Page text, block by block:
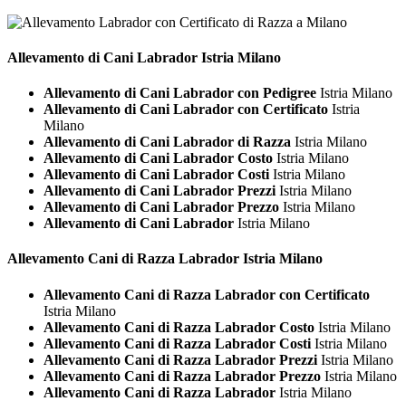
Allevamento di Cani Labrador Istria Milano
Allevamento di Cani Labrador con Pedigree Istria Milano
Allevamento di Cani Labrador con Certificato Istria
Milano
Allevamento di Cani Labrador di Razza Istria Milano
Allevamento di Cani Labrador Costo Istria Milano
Allevamento di Cani Labrador Costi Istria Milano
Allevamento di Cani Labrador Prezzi Istria Milano
Allevamento di Cani Labrador Prezzo Istria Milano
Allevamento di Cani Labrador Istria Milano
Allevamento Cani di Razza Labrador Istria Milano
Allevamento Cani di Razza Labrador con Certificato
Istria Milano
Allevamento Cani di Razza Labrador Costo Istria Milano
Allevamento Cani di Razza Labrador Costi Istria Milano
Allevamento Cani di Razza Labrador Prezzi Istria Milano
Allevamento Cani di Razza Labrador Prezzo Istria Milano
Allevamento Cani di Razza Labrador Istria Milano